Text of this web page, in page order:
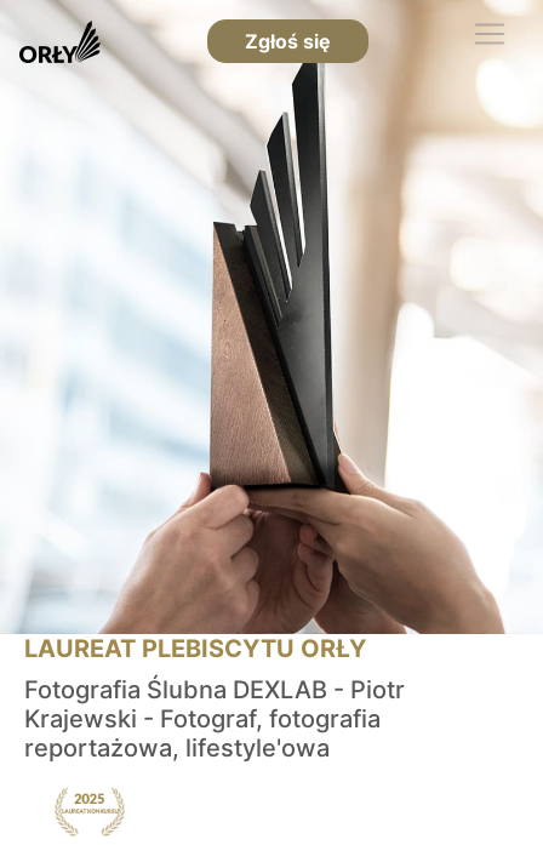
Zgłoś się
LAUREAT PLEBISCYTU ORŁY
Fotografia Ślubna DEXLAB - Piotr
Krajewski - Fotograf, fotografia
reportażowa, lifestyle'owa